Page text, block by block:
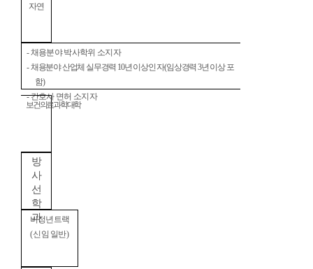
자연
-채용분야 박사학위 소지자
-채용분야 산업체 실무경력 10년 이상인 자(임상경력3년 이상 포
함)
-간호사 면허 소지자
보건의료과학대학
방
사
선
학
과
비정년트랙
(신임 일반)